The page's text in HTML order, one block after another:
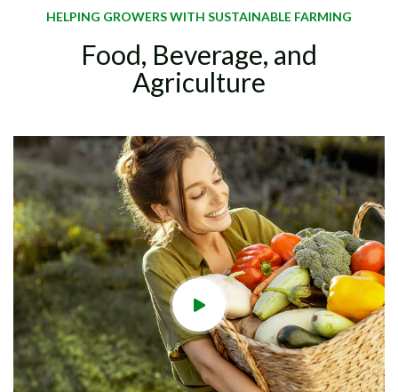
HELPING GROWERS WITH SUSTAINABLE FARMING
Food, Beverage, and
Agriculture